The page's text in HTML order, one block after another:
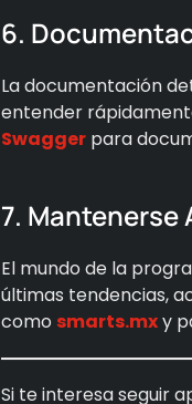
6.
La documentación
entender
Swagger para
7. Mantenerse
El mundo de la
últimas tendencias,
como smarts.mxy
Si te interesa seguir